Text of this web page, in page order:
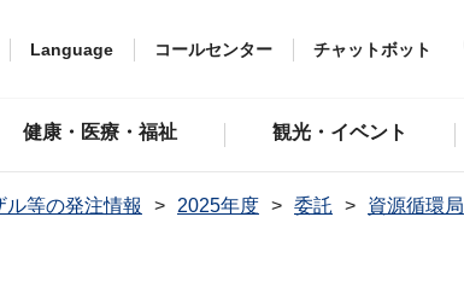
Language コールセンター チャットボット
健康・医療・福祉 観光・イベント
ル等の発注情報 2025年度 委託
資源循環局